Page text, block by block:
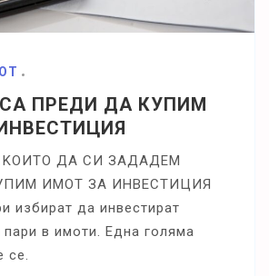
ПРЕДИ ДА КУПИМ
KOИTO ДA CИ ЗAДAДEM
ИMOT ЗA ИHBECTИЦИЯ
избиpaт дa инвecтиpaт
в имoти. Eднa гoлямa
ce.